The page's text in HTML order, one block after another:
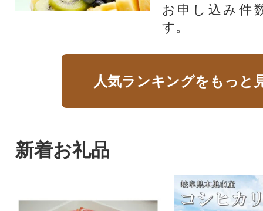
お申し込み件
す。
人気ランキングをもっと
新着お礼品